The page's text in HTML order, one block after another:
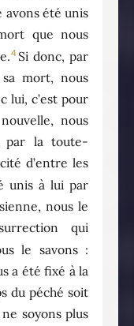
avons été unis
que nous
4 Si donc, par
mort, nous
lui, c’est pour
nous
par la toute-
d’entre les
unis à lui par
nous le
qui
le savons :
a été fixé à la
du péché soit
soyons plus